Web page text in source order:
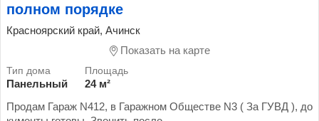
полном порядке
Красноярский край, Ачинск
Показать на карте
Панельный
24 м²
Продам Гараж N412, в Гаражном Обществе N3 ( За ГУВД ), до